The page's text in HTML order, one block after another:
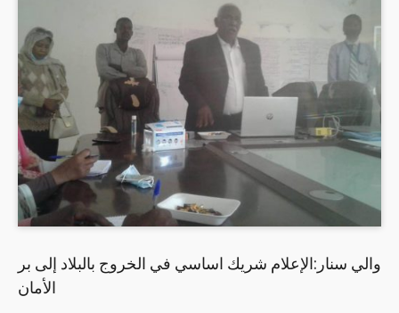
والي سنار:الإعلام شريك اساسي في الخروج بالبلاد إلى بر
الأمان